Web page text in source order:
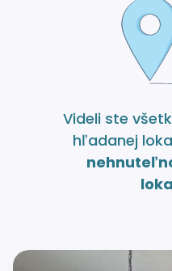
Videli ste
hľadanej